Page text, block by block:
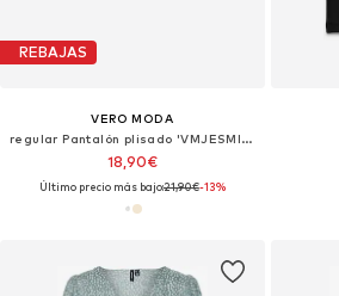
REBAJAS
VERO MODA
regular Pantalón plisado 'VMJESMILO'
18,90€
Último precio más bajo:21,90€-13%